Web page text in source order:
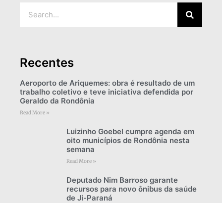
Recentes
Aeroporto de Ariquemes: obra é resultado de um
trabalho coletivo e teve iniciativa defendida por
Geraldo da Rondônia
Read More »
Luizinho Goebel cumpre agenda em
oito municípios de Rondônia nesta
semana
Read More »
Deputado Nim Barroso garante
recursos para novo ônibus da saúde
de Ji-Paraná